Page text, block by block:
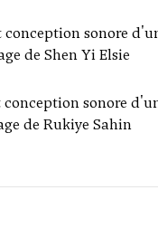
conception sonore
de Shen Yi Elsie
sonore
de Rukiye Sahin